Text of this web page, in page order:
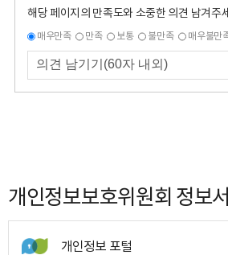
해당 페이지의 만족도와 소중한 의견 남겨주
매우만족 만족 보통 불만족 매우불만
개인정보보호위원회 정보
개인정보 포털